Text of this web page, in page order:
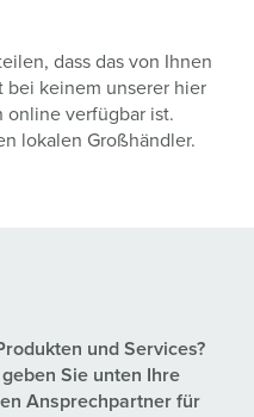
dass das von Ihnen
bei keinem unserer hier
online verfügbar ist.
lokalen Großhändler.
und Services?
Sie unten Ihre
Ansprechpartner für